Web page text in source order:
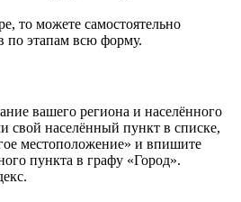
то можете самостоятельно
по этапам всю форму.
вашего региона и населённого
свой населённый пункт в списке,
местоположение» и впишите
пункта в графу «Город».